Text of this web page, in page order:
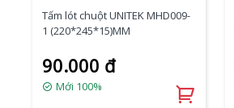
Tấm lót chuột UNITEK MHD009-
1 (220*245*15)MM
90.000 đ
Mới 100%